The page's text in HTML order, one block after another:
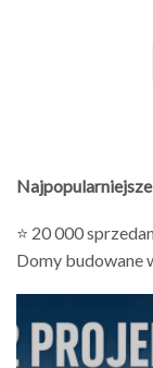
⭐ 20 000
Domy budowane